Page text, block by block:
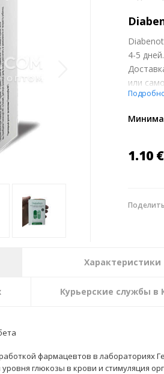
4-5 дней.
или
курсу
1.10 €
Характеристики
Курьерские службы в
фармацевтов в лабораториях
глюкозы в крови и стимуляция